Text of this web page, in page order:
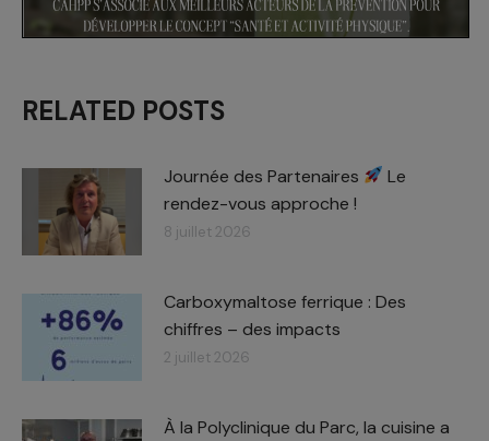
RELATED POSTS
Journée des Partenaires
Le
rendez-vous approche !
8 juillet 2026
Carboxymaltose ferrique : Des
chiffres – des impacts​
2 juillet 2026
À la Polyclinique du Parc, la cuisine a